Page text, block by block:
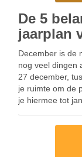
De 5
jaarplan
December is de
nog veel dingen
27 december,
je ruimte om de
je hiermee tot